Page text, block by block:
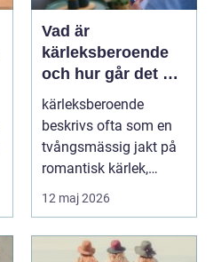
Vad är
kärleksberoende
och hur går det att
bryta mönstret?
kärleksberoende
beskrivs ofta som en
tvångsmässig jakt på
romantisk kärlek,
närhet eller
bekräftelse...
12 maj 2026